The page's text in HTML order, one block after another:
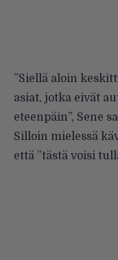
”Siellä aloin
asiat, jotka eivät
eteenpäin”, Sene
Silloin mielessä
että ”tästä voisi